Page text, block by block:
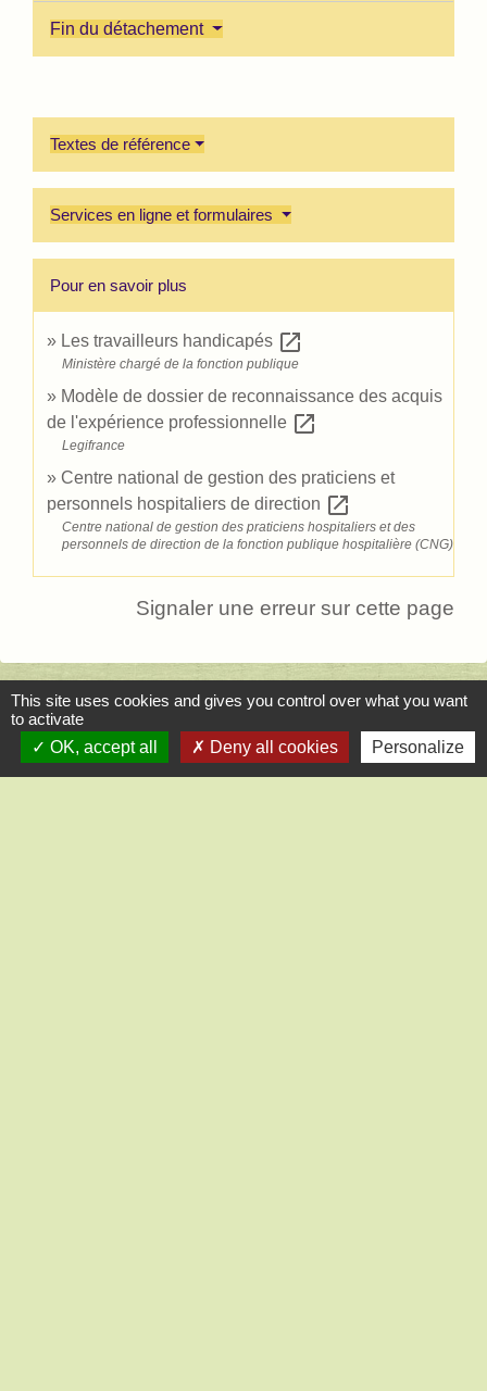
Fin du détachement
Textes de référence
Services en ligne et formulaires
Pour en savoir plus
Les travailleurs handicapés open_in_new
Ministère chargé de la fonction publique
Modèle de dossier de reconnaissance des acquis
de l'expérience professionnelle open_in_new
Legifrance
Centre national de gestion des praticiens et
personnels hospitaliers de direction open_in_new
Centre national de gestion des praticiens hospitaliers et des
personnels de direction de la fonction publique hospitalière (CNG)
Signaler une erreur sur cette page
Contact
Mairie de Saint-Lucien
This site uses cookies and gives you control over what you want
to activate
OK, accept all
Deny all cookies Personalize